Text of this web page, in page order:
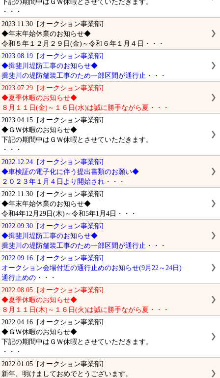
・・・
2023.11.30 [オークション事業部]
◆年末年始休業のお知らせ◆
令和５年１２月２９日(金)～令和６年１月４日・・・
2023.08.19 [オークション事業部]
◆揖斐川堤防工事のお知らせ◆
揖斐川の堤防舗装工事のため一部区間が通行止・・・
2023.07.29 [オークション事業部]
◆夏季休暇のお知らせ◆
８月１１日(金)～１６日(水)は誠に勝手ながら夏・・・
2023.04.15 [オークション事業部]
◆ＧＷ休暇のお知らせ◆
下記の期間中はＧＷ休暇とさせていただきます。
・・・
2022.12.24 [オークション事業部]
◆車検証の電子化に伴う提出書類のお願い◆
２０２３年１月４日より開始され・・・
2022.11.30 [オークション事業部]
◆年末年始休業のお知らせ◆
令和4年12月29日(木)～令和5年1月4日・・・
2022.09.30 [オークション事業部]
◆揖斐川堤防工事のお知らせ◆
揖斐川の堤防舗装工事のため一部区間が通行止・・・
2022.09.16 [オークション事業部]
オークション会場付近の通行止めのお知らせ(9月22～24日)
通行止めの・・・
2022.08.05 [オークション事業部]
◆夏季休暇のお知らせ◆
８月１１日(木)～１６日(火)は誠に勝手ながら夏・・・
2022.04.16 [オークション事業部]
◆ＧＷ休暇のお知らせ◆
下記の期間中はＧＷ休暇とさせていただきます。
・・・
2022.01.05 [オークション事業部]
新年、明けましておめでとうございます。